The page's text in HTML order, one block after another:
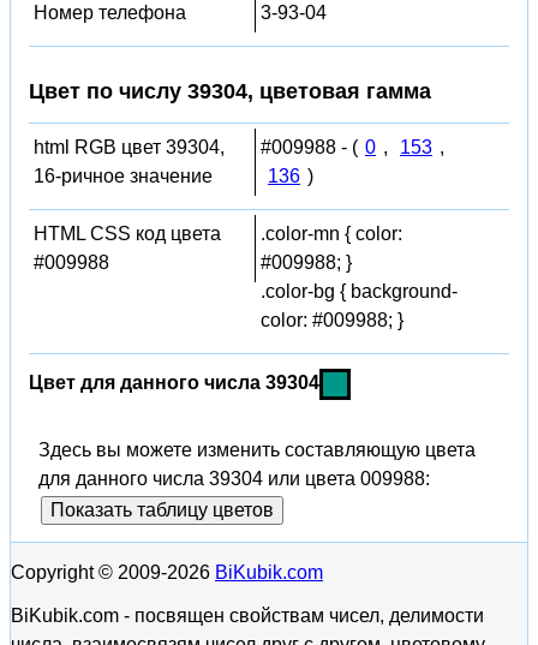
Номер телефона 3-93-04
Цвет по числу 39304, цветовая гамма
html RGB цвет 39304,
16-ричное значение
#009988 - ( 0 , 153 ,
136 )
HTML CSS код цвета
#009988
.color-mn { color:
#009988; }
.color-bg { background-
color: #009988; }
Цвет для данного числа 39304
Здесь вы можете изменить составляющую цвета
для данного числа 39304 или цвета 009988:
Показать таблицу цветов
Copyright © 2009-2026 BiKubik.com
BiKubik.com - посвящен свойствам чисел, делимости